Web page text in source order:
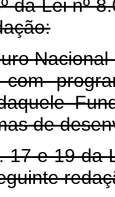
Lei nº
Nacional
de
e 19 da